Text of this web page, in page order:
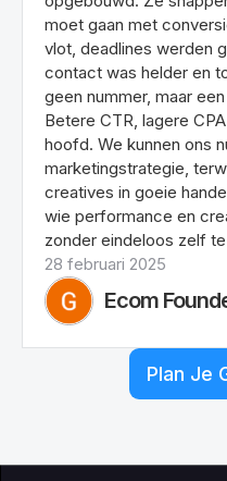
moet gaan met
vlot, deadlines werden
contact was helder en
geen nummer, maar
Betere CTR, lagere
hoofd. We kunnen ons
marketingstrategie,
creatives in goeie
wie performance en
zonder eindeloos zelf
28 februari 2025
Ecom
Plan Je